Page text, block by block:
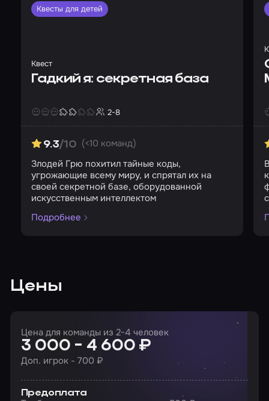
Квесты для детей
Квест
Гадкий я: секретная база
2-8
9.3/10 (<10 команд)
Злодей Грю похитил тайные коды,
угрожающие всему миру, и спрятал их на
своей секретной базе, оборудованной
искусственным интеллектом
Подробнее
Цены
Цена для команды из 2-4 человек
3 000 - 4 600 ₽
Доп. игрок - 700 ₽
Предоплата